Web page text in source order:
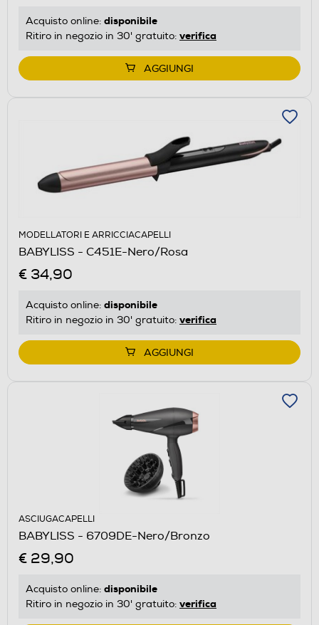
Acquisto online: disponibile
Ritiro in negozio in 30' gratuito: verifica
AGGIUNGI
MODELLATORI E ARRICCIACAPELLI
BABYLISS - C451E-Nero/Rosa
€ 34,90
Acquisto online: disponibile
Ritiro in negozio in 30' gratuito: verifica
AGGIUNGI
ASCIUGACAPELLI
BABYLISS - 6709DE-Nero/Bronzo
€ 29,90
Acquisto online: disponibile
Ritiro in negozio in 30' gratuito: verifica